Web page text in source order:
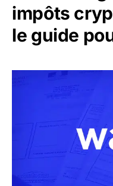
impôts
le guide